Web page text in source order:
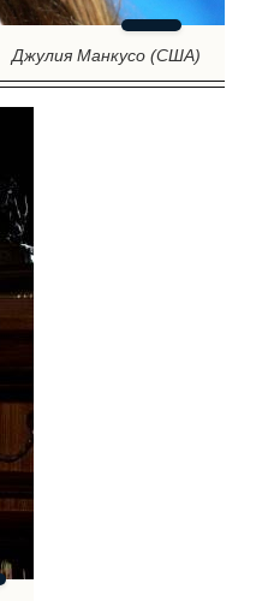
Джулия Манкусо (США)